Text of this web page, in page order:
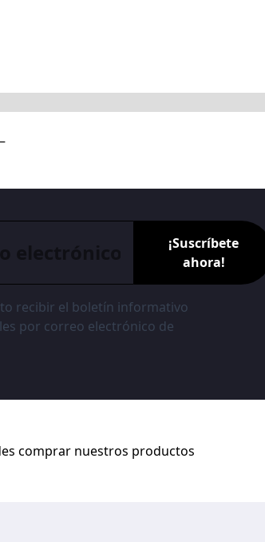
¡Suscríbete
ahora!
recibir el boletín informativo
por correo electrónico de
comprar nuestros productos